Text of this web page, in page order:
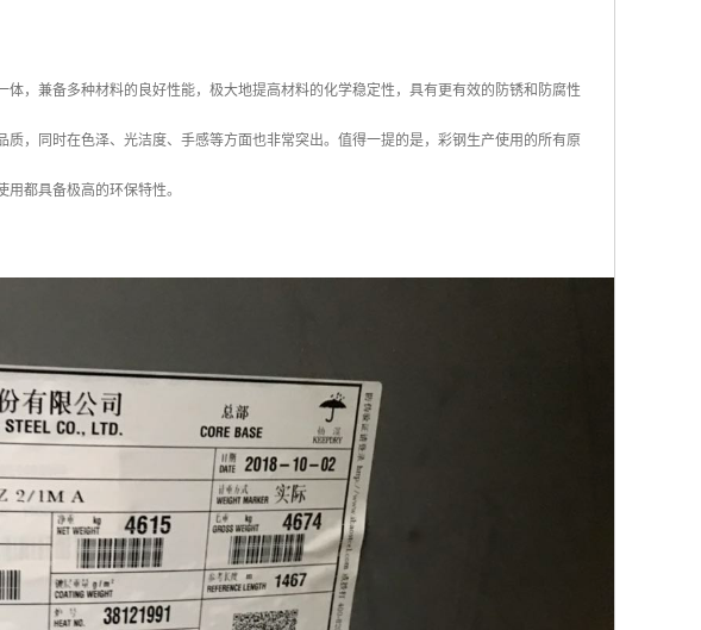
，兼备多种材料的良好性能，极大地提高材料的化学稳定性，具有更有效的防锈和防腐性
，同时在色泽、光洁度、手感等方面也非常突出。值得一提的是，彩钢生产使用的所有原
都具备极高的环保特性。